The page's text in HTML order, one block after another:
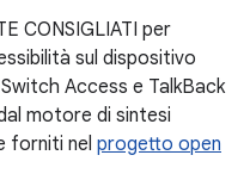
CONSIGLIATI per
sul dispositivo
Access e TalkBack
motore di sintesi
forniti nel progetto open